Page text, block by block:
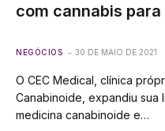
com cannabis
NEGÓCIOS 30 DE MAIO DE 2021
O CEC Medical, clínica
Canabinoide, expandiu sua
medicina canabinoide e…